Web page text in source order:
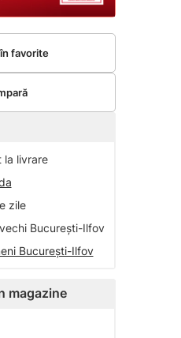
la livrare
zile
București-Ilfov
București-Ilfov
magazine
favorite